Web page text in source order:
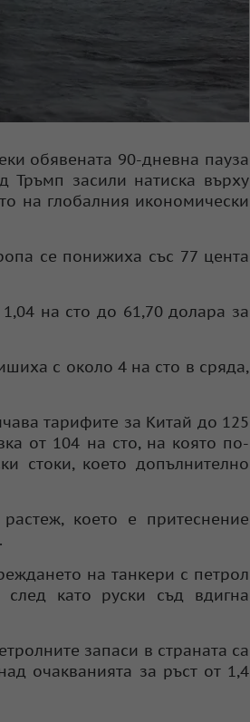
обявената 90-дневна пауза
Тръмп засили натиска върху
на глобалния икономически
се понижиха със 77 цента
на сто до 61,70 долара за
с около 4 на сто в сряда,
тарифите за Китай до 125
от 104 на сто, на която по-
стоки, което допълнително
което е притеснение
на танкери с петрол
като руски съд вдигна
запаси в страната са
очакванията за ръст от 1,4